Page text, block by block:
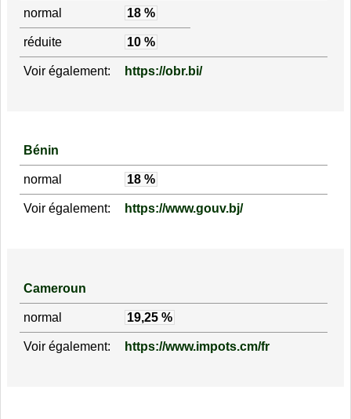
normal 18 %
réduite 10 %
Voir également: https://obr.bi/
Bénin
normal 18 %
Voir également: https://www.gouv.bj/
Cameroun
normal 19,25 %
Voir également: https://www.impots.cm/fr